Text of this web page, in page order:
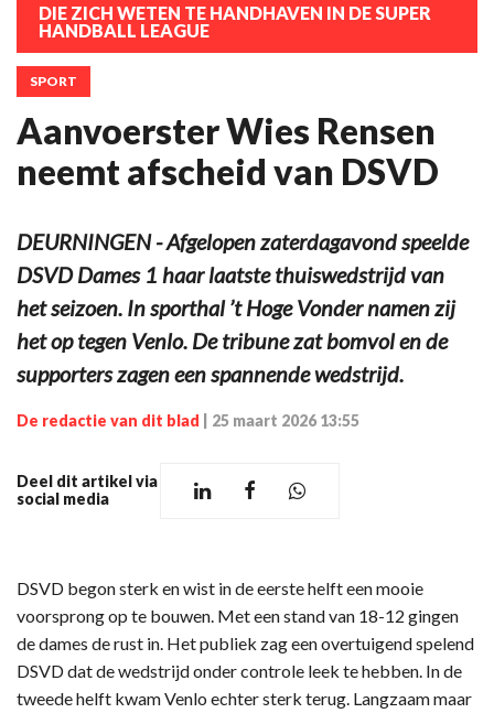
DIE ZICH WETEN TE HANDHAVEN IN DE SUPER
HANDBALL LEAGUE
SPORT
Aanvoerster Wies Rensen
neemt afscheid van DSVD
DEURNINGEN - Afgelopen zaterdagavond speelde
DSVD Dames 1 haar laatste thuiswedstrijd van
het seizoen. In sporthal ’t Hoge Vonder namen zij
het op tegen Venlo. De tribune zat bomvol en de
supporters zagen een spannende wedstrijd.
De redactie van dit blad 25 maart 2026 13:55
Deel dit artikel via
social media
DSVD begon sterk en wist in de eerste helft een mooie
voorsprong op te bouwen. Met een stand van 18-12 gingen
de dames de rust in. Het publiek zag een overtuigend spelend
DSVD dat de wedstrijd onder controle leek te hebben. In de
tweede helft kwam Venlo echter sterk terug. Langzaam maar